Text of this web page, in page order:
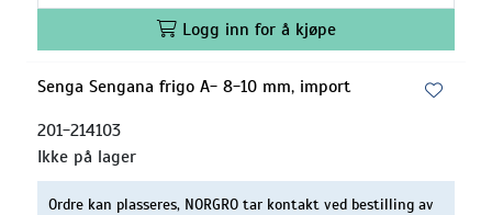
Logg inn for å kjøpe
Senga Sengana frigo A- 8-10 mm, import
201-214103
Ikke på lager
Ordre kan plasseres, NORGRO tar kontakt ved bestilling av